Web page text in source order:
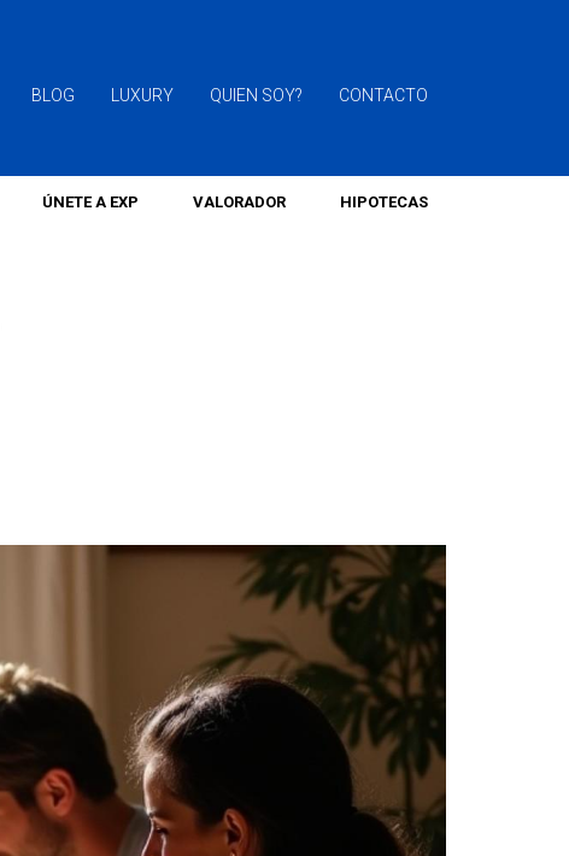
BLOG LUXURY QUIEN SOY? CONTACTO
ÚNETE A EXP VALORADOR HIPOTECAS